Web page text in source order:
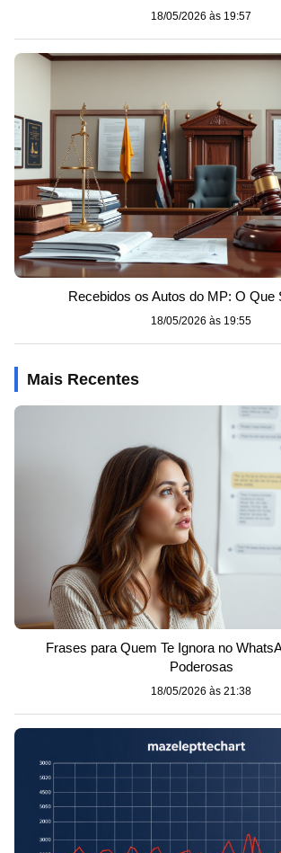
18/05/2026 às 19:57
Recebidos os Autos do MP: O Que
18/05/2026 às 19:55
Mais Recentes
Frases para Quem Te Ignora no
Poderosas
18/05/2026 às 21:38